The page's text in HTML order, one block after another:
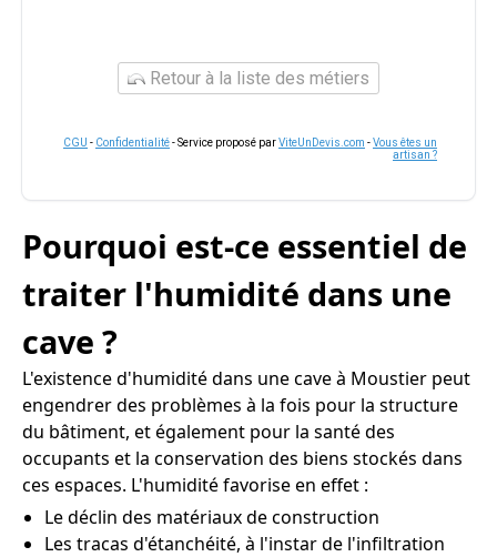
Retour à la liste des métiers
CGU - Confidentialité- Service proposé parViteUnDevis.com -Vous êtes un
artisan ?
Pourquoi est-ce essentiel de
traiter l'humidité dans une
cave ?
L'existence d'humidité dans une cave à Moustier peut
engendrer des problèmes à la fois pour la structure
du bâtiment, et également pour la santé des
occupants et la conservation des biens stockés dans
ces espaces. L'humidité favorise en effet :
Le déclin des matériaux de construction
Les tracas d'étanchéité, à l'instar de l'infiltration